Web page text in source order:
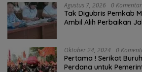
Agustus 7, 2026 0 Komentar
Tak Digubris Pemkab
Ambil Alih Perbaikan
Oktober 24, 2024 0
Pertama ! Serikat
Perdana untuk